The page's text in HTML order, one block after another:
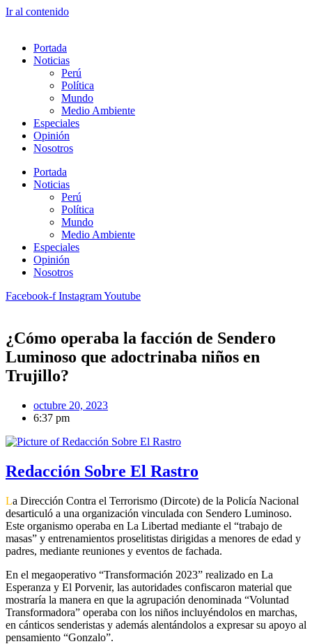
Ir al contenido
Portada
Noticias
Perú
Política
Mundo
Medio Ambiente
Especiales
Opinión
Nosotros
Portada
Noticias
Perú
Política
Mundo
Medio Ambiente
Especiales
Opinión
Nosotros
Facebook-f InstagramYoutube
¿Cómo operaba la facción de Sendero
Luminoso que adoctrinaba niños en
Trujillo?
octubre 20, 2023
6:37 pm
Redacción Sobre El Rastro
La Dirección Contra el Terrorismo (Dircote) de la Policía Nacional
desarticuló a una organización vinculada con Sendero Luminoso.
Este organismo operaba en La Libertad mediante el “trabajo de
masas” y entrenamientos proselitistas dirigidas a menores de edad y
padres, mediante reuniones y eventos de fachada.
En el megaoperativo “Transformación 2023” realizado en La
Esperanza y El Porvenir, las autoridades confiscaron material que
mostraría la manera en que la agrupación denominada “Voluntad
Transformadora” operaba con los niños incluyéndolos en marchas,
en cánticos senderistas y además alentándolos a expresar su apoyo al
pensamiento “Gonzalo”.